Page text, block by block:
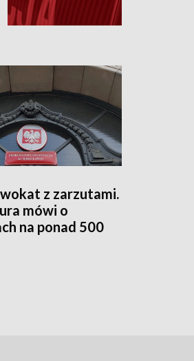
z zarzutami.
mówi o
na ponad 500